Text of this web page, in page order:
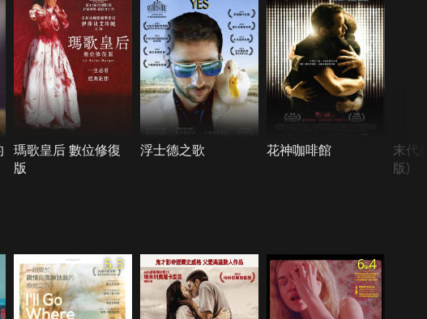
瑪歌皇后 數位修復
版
浮士德之歌 花神咖啡館
末代
版)
5.3 6.4